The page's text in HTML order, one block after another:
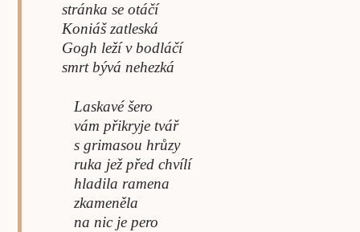
stránka se otáčí
Koniáš zatleská
Gogh leží v bodláčí
smrt bývá nehezká
Laskavé šero
vám přikryje tvář
s grimasou hrůzy
ruka jež před chvílí
hladila ramena
zkameněla
na nic je pero